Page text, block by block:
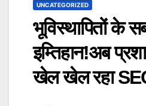
UNCATEGORIZED
भूविस्थापितों के
इम्तिहान!अब
खेल खेल रहा